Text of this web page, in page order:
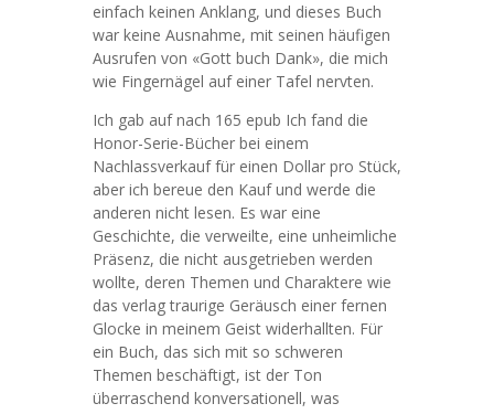
einfach keinen Anklang, und dieses Buch
war keine Ausnahme, mit seinen häufigen
Ausrufen von «Gott buch Dank», die mich
wie Fingernägel auf einer Tafel nervten.
Ich gab auf nach 165 epub Ich fand die
Honor-Serie-Bücher bei einem
Nachlassverkauf für einen Dollar pro Stück,
aber ich bereue den Kauf und werde die
anderen nicht lesen. Es war eine
Geschichte, die verweilte, eine unheimliche
Präsenz, die nicht ausgetrieben werden
wollte, deren Themen und Charaktere wie
das verlag traurige Geräusch einer fernen
Glocke in meinem Geist widerhallten. Für
ein Buch, das sich mit so schweren
Themen beschäftigt, ist der Ton
überraschend konversationell, was